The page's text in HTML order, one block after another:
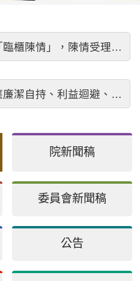
歡迎預約「臨櫃陳情」，陳情受理中心將優先排定人員與您接談，釐清案情爭點後收案處理，以節省您的寶貴時間。
公務人員應廉潔自持、利益迴避、依法公正執行公務～考試院公務人員保障暨培訓委員會～
院新聞稿
委員會新聞稿
公告